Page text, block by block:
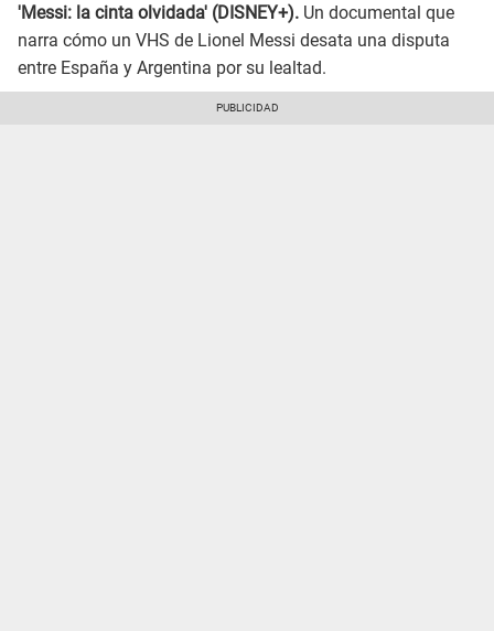
'Messi: la cinta olvidada' (DISNEY+). Un documental que
narra cómo un VHS de Lionel Messi desata una disputa
entre España y Argentina por su lealtad.